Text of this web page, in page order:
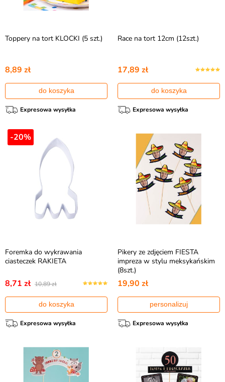
Toppery na tort KLOCKI (5 szt.)
8,89 zł
do koszyka
Expresowa wysyłka
Race na tort 12cm (12szt.)
17,89 zł
do koszyka
Expresowa wysyłka
-20%
Foremka do wykrawania
ciasteczek RAKIETA
8,71 zł 10,89 zł
do koszyka
Expresowa wysyłka
Pikery ze zdjęciem FIESTA
impreza w stylu meksykańskim
(8szt.)
19,90 zł
personalizuj
Expresowa wysyłka